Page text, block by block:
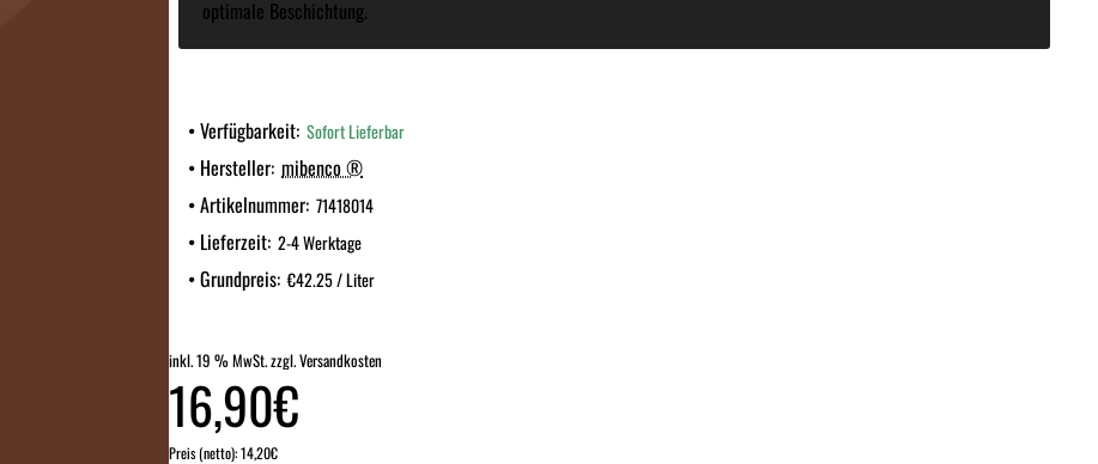
optimale Beschichtung.
Verfügbarkeit: Sofort Lieferbar
Hersteller: mibenco ®
Artikelnummer: 71418014
Lieferzeit: 2-4 Werktage
Grundpreis: €42.25 / Liter
inkl. 19 % MwSt. zzgl. Versandkosten
16,90€
Preis (netto): 14,20€